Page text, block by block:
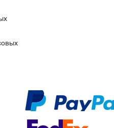
Будильник
Индикатор заряда
Функция
экономит